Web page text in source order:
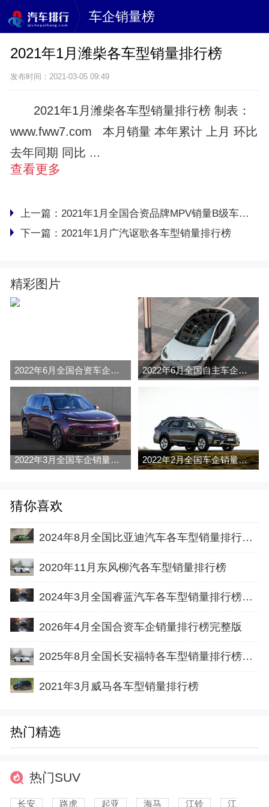
车企销量榜
2021年1月潍柴各车型销量排行榜
发布时间：2021-03-05 09:49
2021年1月潍柴各车型销量排行榜 制表：
www.fww7.com 本月销量 本年累计 上月 环比
去年同期 同比 ...
查看更多
上一篇： 2021年1月全国合资品牌MPV销量B级车排行榜完整版
下一篇： 2021年1月广汽讴歌各车型销量排行榜
精彩图片
2022年6月全国合资车企销量排行榜完整版 2022年6月全国自主车企销量排行榜完整版
2022年3月全国车企销量排行榜完整版 2022年2月全国车企销量排行榜完整版
猜你喜欢
2024年8月全国比亚迪汽车各车型销量排行榜完整版
2020年11月东风柳汽各车型销量排行榜
2024年3月全国睿蓝汽车各车型销量排行榜完整版
2026年4月全国合资车企销量排行榜完整版
2025年8月全国长安福特各车型销量排行榜完整版
2021年3月威马各车型销量排行榜
热门精选
热门SUV
长安 路虎 起亚 海马 江铃 江